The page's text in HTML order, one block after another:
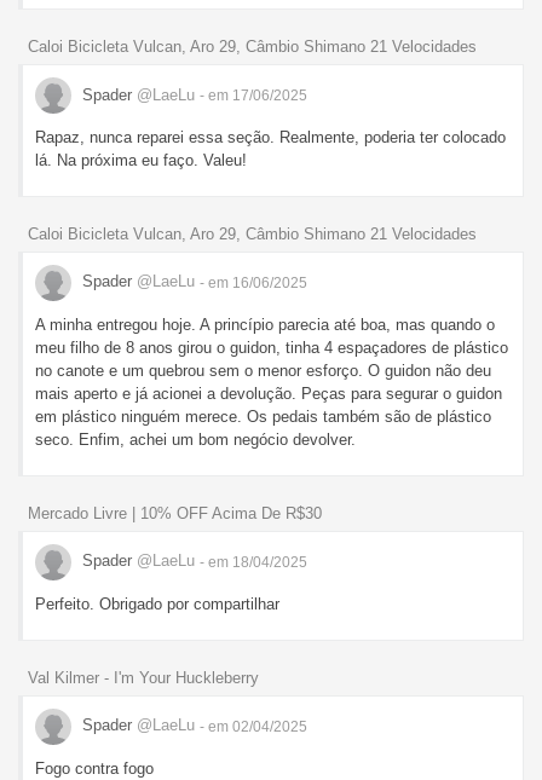
Caloi Bicicleta Vulcan, Aro 29, Câmbio Shimano 21 Velocidades
Spader @LaeLu - em 17/06/2025
Rapaz, nunca reparei essa seção. Realmente, poderia ter colocado
lá. Na próxima eu faço. Valeu!
Caloi Bicicleta Vulcan, Aro 29, Câmbio Shimano 21 Velocidades
Spader @LaeLu - em 16/06/2025
A minha entregou hoje. A princípio parecia até boa, mas quando o
meu filho de 8 anos girou o guidon, tinha 4 espaçadores de plástico
no canote e um quebrou sem o menor esforço. O guidon não deu
mais aperto e já acionei a devolução. Peças para segurar o guidon
em plástico ninguém merece. Os pedais também são de plástico
seco. Enfim, achei um bom negócio devolver.
Mercado Livre | 10% OFF Acima De R$30
Spader @LaeLu - em 18/04/2025
Perfeito. Obrigado por compartilhar
Val Kilmer - I'm Your Huckleberry
Spader @LaeLu - em 02/04/2025
Fogo contra fogo